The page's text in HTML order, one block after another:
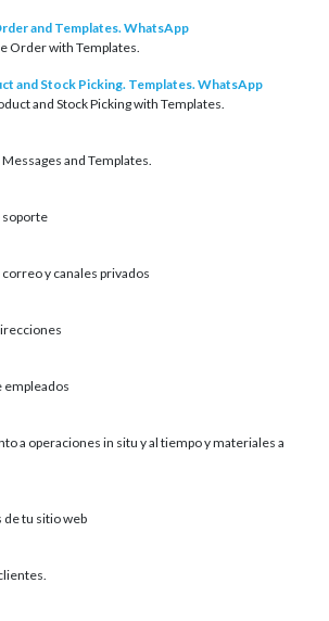
and Templates. WhatsApp
Order with Templates.
and Stock Picking. Templates. WhatsApp
and Stock Picking with Templates.
and Templates.
soporte
y canales privados
empleados
a operaciones in situ y al tiempo y materiales a
de tu sitio web